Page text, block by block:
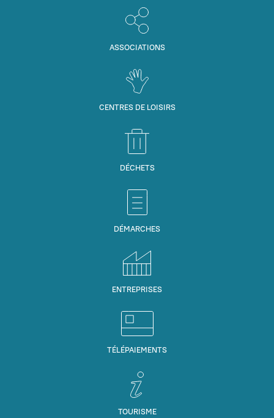
ASSOCIATIONS
CENTRES DE LOISIRS
DÉCHETS
DÉMARCHES
ENTREPRISES
TÉLÉPAIEMENTS
TOURISME